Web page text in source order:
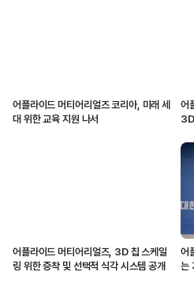
어플라이드 머티어리얼즈 코리아, 미래 세
대 위한 교육 지원 나서
어
어플라이드 머티어리얼즈, 3D 칩 스케일
링 위한 증착 및 선택적 식각 시스템 공개
어
는